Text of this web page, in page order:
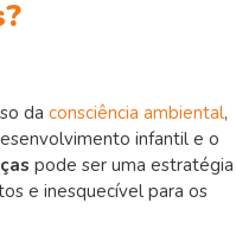
da consciência ambiental,
infantil e o
pode ser uma estratégia
e inesquecível para os